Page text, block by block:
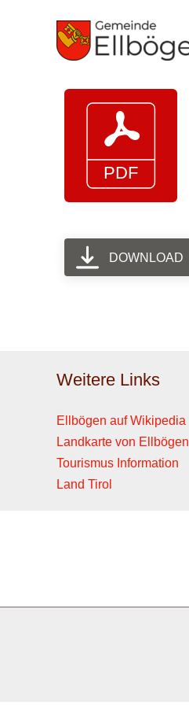
DOWNLOAD
Weitere Links
Ellbögen auf Wikipedia
Landkarte von Ellbögen
Tourismus Information
Land Tirol